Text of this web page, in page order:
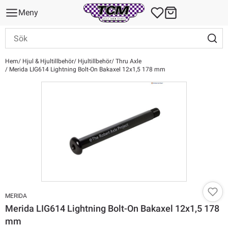
Meny
Hem Hjul & Hjultillbehör Hjultillbehör Thru Axle
Merida LIG614 Lightning Bolt-On Bakaxel 12x1,5 178 mm
MERIDA
Merida LIG614 Lightning Bolt-On Bakaxel 12x1,5 178
mm